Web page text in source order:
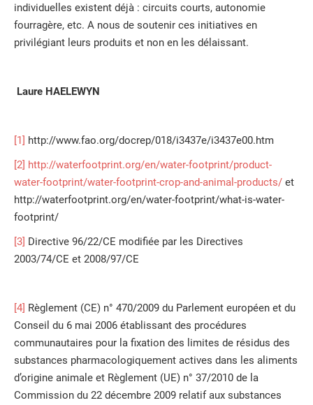
individuelles existent déjà : circuits courts, autonomie
fourragère, etc. A nous de soutenir ces initiatives en
privilégiant leurs produits et non en les délaissant.
Laure HAELEWYN
[1] http://www.fao.org/docrep/018/i3437e/i3437e00.htm
[2] http://waterfootprint.org/en/water-footprint/product-
water-footprint/water-footprint-crop-and-animal-products/ et
http://waterfootprint.org/en/water-footprint/what-is-water-
footprint/
[3] Directive 96/22/CE modifiée par les Directives
2003/74/CE et 2008/97/CE
[4] Règlement (CE) n° 470/2009 du Parlement européen et du
Conseil du 6 mai 2006 établissant des procédures
communautaires pour la fixation des limites de résidus des
substances pharmacologiquement actives dans les aliments
d’origine animale et Règlement (UE) n° 37/2010 de la
Commission du 22 décembre 2009 relatif aux substances